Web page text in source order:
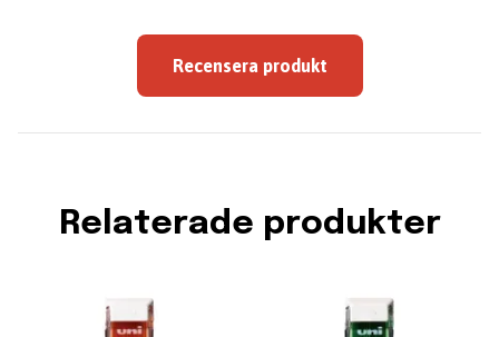
Recensera produkt
Relaterade produkter